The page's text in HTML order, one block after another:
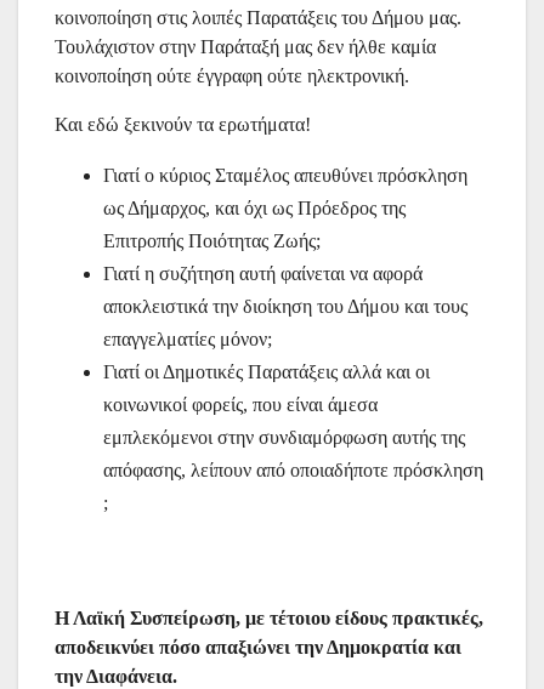
κοινοποίηση στις λοιπές Παρατάξεις του Δήμου μας.
Τουλάχιστον στην Παράταξή μας δεν ήλθε καμία
κοινοποίηση ούτε έγγραφη ούτε ηλεκτρονική.
Και εδώ ξεκινούν τα ερωτήματα!
Γιατί ο κύριος Σταμέλος απευθύνει πρόσκληση
ως Δήμαρχος, και όχι ως Πρόεδρος της
Επιτροπής Ποιότητας Ζωής;
Γιατί η συζήτηση αυτή φαίνεται να αφορά
αποκλειστικά την διοίκηση του Δήμου και τους
επαγγελματίες μόνον;
Γιατί οι Δημοτικές Παρατάξεις αλλά και οι
κοινωνικοί φορείς, που είναι άμεσα
εμπλεκόμενοι στην συνδιαμόρφωση αυτής της
απόφασης, λείπουν από οποιαδήποτε πρόσκληση
;
Η Λαϊκή Συσπείρωση, με τέτοιου είδους πρακτικές,
αποδεικνύει πόσο απαξιώνει την Δημοκρατία και
την Διαφάνεια.